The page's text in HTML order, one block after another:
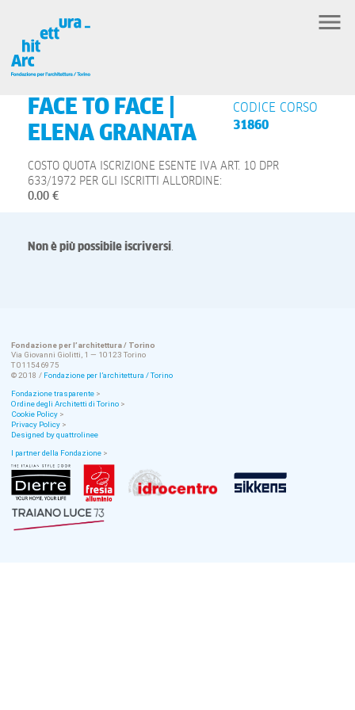
CODICE CORSO
31860
FACE TO FACE |
ELENA GRANATA
COSTO QUOTA ISCRIZIONE ESENTE IVA ART. 10 DPR
633/1972 PER GLI ISCRITTI ALL'ORDINE:
0.00 €
Non è più possibile iscriversi .
Fondazione per l’architettura / Torino
Via Giovanni Giolitti, 1 — 10123 Torino
T 011546975
© 2018 / Fondazione per l’architettura / Torino
Fondazione trasparente >
Ordine degli Architetti di Torino >
Cookie Policy >
Privacy Policy >
Designed by quattrolinee
I partner della Fondazione >